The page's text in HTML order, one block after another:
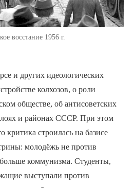
восстание 1956 г.
и других идеологических
колхозов, о роли
обществе, об антисоветских
и районах СССР. При этом
критика строилась на базисе
молодёжь не против
коммунизма. Студенты,
выступали против